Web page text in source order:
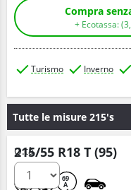
+ Ecotassa: (3,
Turismo Inverno
Tutte le misure 215's
215/55 R18 T (95)
69
A
Q.tà